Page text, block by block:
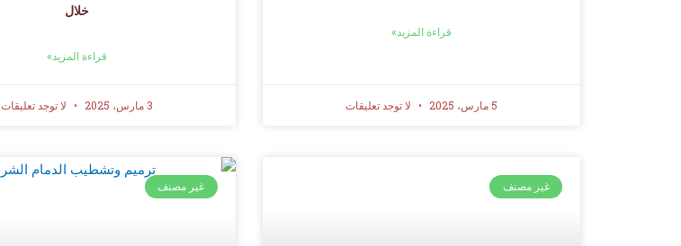
قراءة المزيد»
5 مارس، 2025 لا توجد تعليقات
خلال
قراءة المزيد»
3 مارس، 2025 لا توجد تعليقات
غير مصنف غير مصنف